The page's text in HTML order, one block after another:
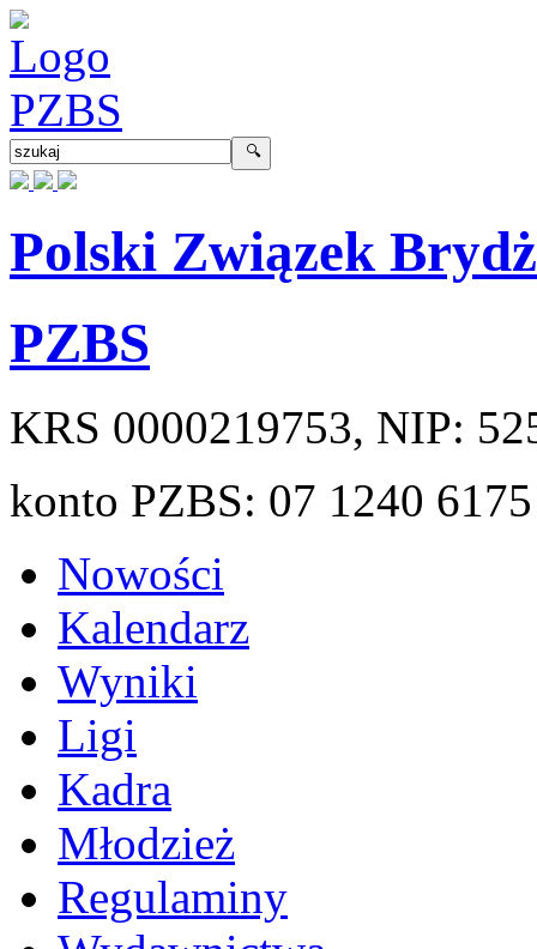
Polski Związek
PZBS
KRS 0000219753, NIP:
konto PZBS: 07 1240
Nowości
Kalendarz
Wyniki
Ligi
Kadra
Młodzież
Regulaminy